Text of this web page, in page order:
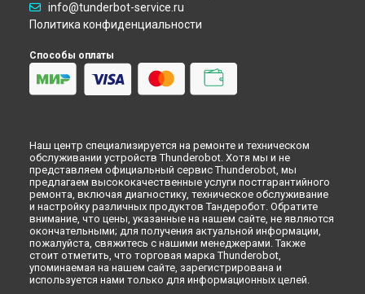
info@tunderbot-service.ru
Политика конфиденциальности
Способы оплаты
Наш центр специализируется на ремонте и техническом
обслуживании устройств Thunderobot. Хотя мы и не
представляем официальный сервис Thunderobot, мы
предлагаем высококачественные услуги постгарантийного
ремонта, включая диагностику, техническое обслуживание
и настройку различных продуктов Тандеробот. Обратите
внимание, что цены, указанные на нашем сайте, не являются
окончательными; для получения актуальной информации,
пожалуйста, свяжитесь с нашими менеджерами. Также
стоит отметить, что торговая марка Thunderobot,
упоминаемая на нашем сайте, зарегистрирована и
используется нами только для информационных целей.